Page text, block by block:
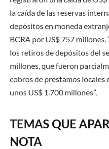
la caída de las reservas
depósitos en moneda
BCRA por US$ 757 millones.
los retiros de depósitos del
millones, que fueron
cobros de préstamos
unos US$ 1.700 millones”,
TEMAS QUE
NOTA